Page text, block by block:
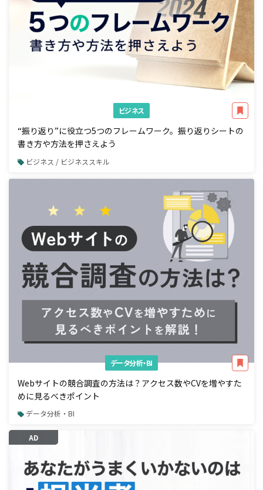
ビジネス
“振り返り”に役立つ5つのフレームワーク。振り返りシートの
書き方や方法を押さえよう
ビジネス / ビジネススキル
データ分析・BI
Webサイトの競合調査の方法は？アクセス数やCVを増やすた
めに見るべきポイント
データ分析・BI
AD